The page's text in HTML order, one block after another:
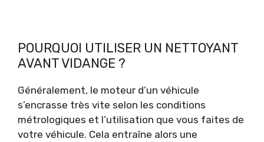
POURQUOI UTILISER UN NETTOYANT
AVANT VIDANGE ?
Généralement, le moteur d’un véhicule
s’encrasse très vite selon les conditions
métrologiques et l’utilisation que vous faites de
votre véhicule. Cela entraîne alors une